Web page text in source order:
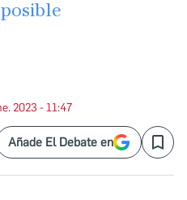
2023 - 11:47
Añade El Debate en Save